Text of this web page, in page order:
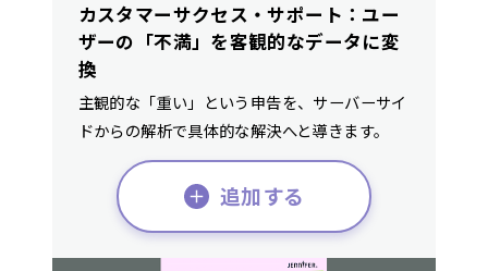
カスタマーサクセス・サポート：ユー
ザーの「不満」を客観的なデータに変
換
主観的な「重い」という申告を、サーバーサイ
ドからの解析で具体的な解決へと導きます。
追加する